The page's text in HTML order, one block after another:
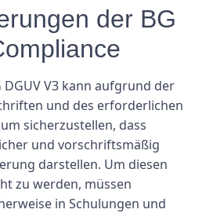
der BG
DGUV V3 kann aufgrund der
und des erforderlichen
sicherzustellen, dass
und vorschriftsmäßig
darstellen. Um diesen
zu werden, müssen
in Schulungen und